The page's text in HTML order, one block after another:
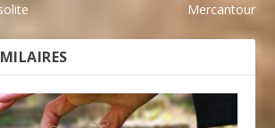
Mercantour